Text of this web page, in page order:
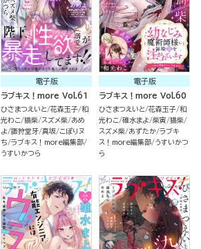
電子版
ラブキス！more Vol.61
ひさまつえいと 花森玉子 和
光わこ 猫柴 スズメ柴 あめ
よ 諏狩堂牙 真坂 こぽりヌ
ち ラブキス！more編集部
うすいかつら
電子版
ラブキス！more Vol.60
ひさまつえいと 花森玉子 和
光わこ 碓水まよ 柴寅 猫柴
スズメ柴 あずたか ラブキ
ス！more編集部 うすいかつ
ら